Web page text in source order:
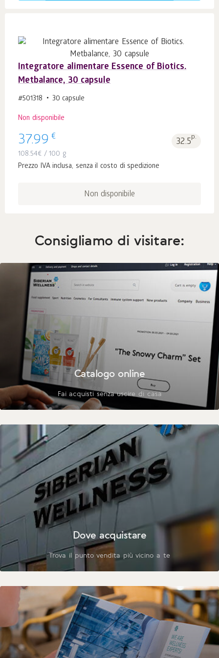
Integratore alimentare Essence of Biotics.
Metbalance, 30 capsule
#501318 30 capsule
Non disponibile
37.99 € 32.5p.
108.54€ / 100 g
Prezzo IVA inclusa, senza il costo di spedizione
Non disponibile
Consigliamo di visitare:
Catalogo online
Fai acquisti senza uscire di casa
Dove acquistare
Trova il punto vendita più vicino a te